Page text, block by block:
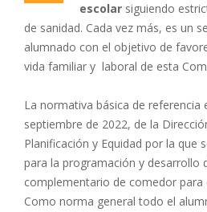
escolar siguiendo
de sanidad. Cada vez más, es un
alumnado con el objetivo de
vida familiar y laboral de esta
La normativa básica de referencia
septiembre de 2022, de la
Planificación y Equidad por la que
para la programación y desarrollo
complementario de comedor para
Como norma general todo el